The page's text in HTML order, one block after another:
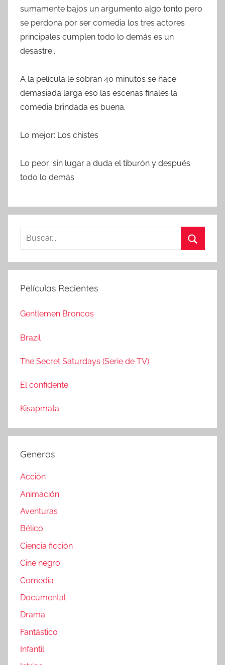
sumamente bajos un argumento algo tonto pero
se perdona por ser comedia los tres actores
principales cumplen todo lo demás es un
desastre..
A la película le sobran 40 minutos se hace
demasiada larga eso las escenas finales la
comedia brindada es buena.
Lo mejor: Los chistes
Lo peor: sin lugar a duda el tiburón y después
todo lo demás
s
a
:
u
Películas Recientes
Gentlemen Broncos
Brazil
The Secret Saturdays (Serie de TV)
El confidente
Kisapmata
Generos
Acción
Animación
Aventuras
Bélico
Ciencia ficción
Cine negro
Comedia
Documental
Drama
Fantástico
Infantil